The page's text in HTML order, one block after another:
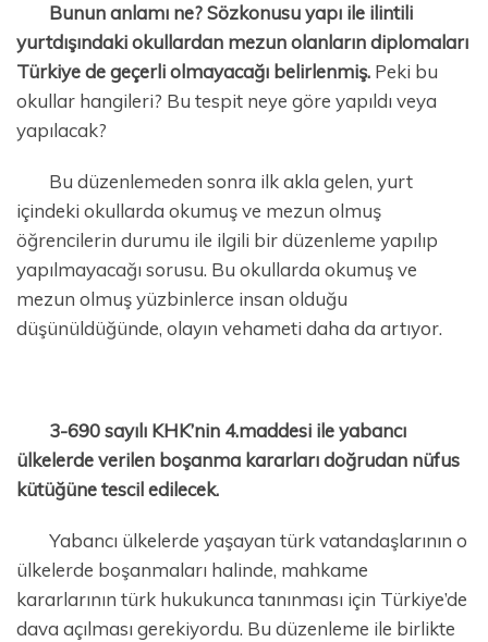
Bunun anlamı ne? Sözkonusu yapı ile ilintili
yurtdışındaki okullardan mezun olanların diplomaları
Türkiye de geçerli olmayacağı belirlenmiş. Peki bu
okullar hangileri? Bu tespit neye göre yapıldı veya
yapılacak?
Bu düzenlemeden sonra ilk akla gelen, yurt
içindeki okullarda okumuş ve mezun olmuş
öğrencilerin durumu ile ilgili bir düzenleme yapılıp
yapılmayacağı sorusu. Bu okullarda okumuş ve
mezun olmuş yüzbinlerce insan olduğu
düşünüldüğünde, olayın vehameti daha da artıyor.
3-690 sayılı KHK’nin 4.maddesi ile yabancı
ülkelerde verilen boşanma kararları doğrudan nüfus
kütüğüne tescil edilecek.
Yabancı ülkelerde yaşayan türk vatandaşlarının o
ülkelerde boşanmaları halinde, mahkame
kararlarının türk hukukunca tanınması için Türkiye’de
dava açılması gerekiyordu. Bu düzenleme ile birlikte